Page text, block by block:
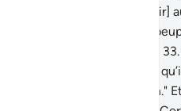
Allah ne veut [faire subir]
"Ô mon
33.
le dos en déroute, sans
protecteur contre Allah."